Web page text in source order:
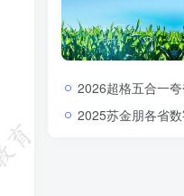
2026超格五合一夸夸刷刷题营：把行测申论的每个模块都刷成你的得分习惯
2025苏金朋各省数字推理专项：真题一过，省考数列规律全在掌握中